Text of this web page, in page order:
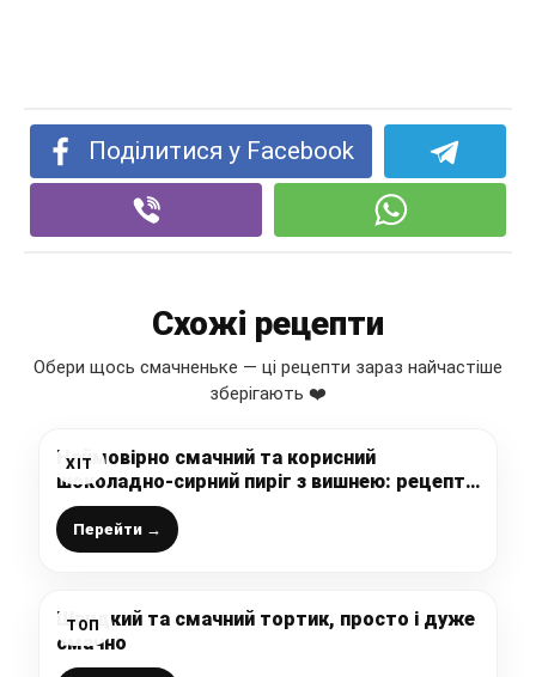
Поділитися у Facebook
Схожі рецепти
Обери щось смачненьке — ці рецепти зараз найчастіше
зберігають ❤️
ХІТ
Неймовірно смачний та корисний
шоколадно-сирний пиріг з вишнею: рецепт
доступний та дуже простий, він повинен
бути у Вашому записничку
Перейти →
ТОП
Швидкий та смачний тортик, просто і дуже
смачно